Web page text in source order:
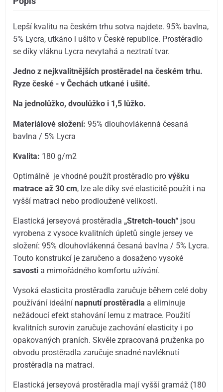
Lepší kvalitu na českém trhu sotva najdete. 95% bavlna,
5% Lycra, utkáno i ušito v České republice. Prostěradlo
se díky vláknu Lycra nevytahá a neztratí tvar.
Jedno z nejkvalitnějších prostěradel na českém trhu.
Ryze české - v Čechách utkané i ušité.
Na jednolůžko, dvoulůžko i 1,5 lůžko.
Materiálové složení:95% dlouhovlákenná česaná
bavlna / 5% Lycra
Kvalita: 180 g/m2
Optimálně je vhodné použít prostěradlo provýšku
matrace až 30 cm, lze ale díky své elasticitě použít i na
vyšší matraci nebo prodloužené velikosti.
Elastická jerseyová prostěradla „Stretch-touch“ jsou
vyrobena z vysoce kvalitních úpletů single jersey ve
složení: 95% dlouhovlákenná česaná bavlna / 5% Lycra.
Touto konstrukcí je zaručeno a dosaženo vysoké
savosti a mimořádného komfortu užívání.
Vysoká elasticita prostěradla zaručuje během celé doby
používání ideálnínapnutí prostěradla a eliminuje
nežádoucí efekt stahování lemu z matrace. Použití
kvalitních surovin zaručuje zachování elasticity i po
opakovaných praních. Skvěle zpracovaná pruženka po
obvodu prostěradla zaručuje snadné navléknutí
prostěradla na matraci.
Elastická jerseyová prostěradla mají vyšší gramáž (180